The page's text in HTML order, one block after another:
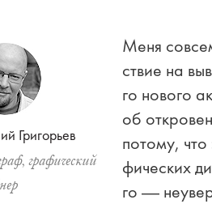
Гри­го­рьев
гра­фи­че­ский
Ме­ня
ствие на
го но­во­го
об
по­то­му,
фи­че­ских
го —